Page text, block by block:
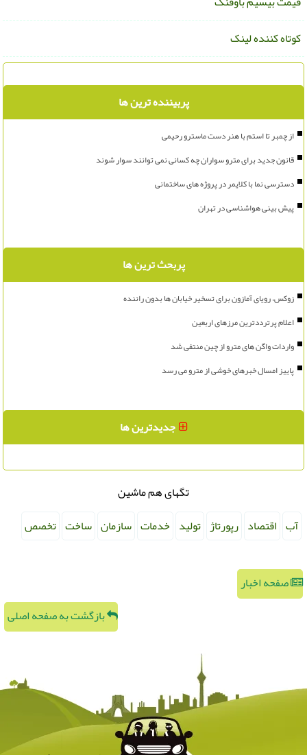
کننده لینک
پربیننده ترین ها
از چمبر تا استم با هنر دست ماسترو رحیمی
قانون جدید برای مترو سواران چه کسانی نمی توانند سوار شوند
دسترسی نما با کلایمر در پروژه های ساختمانی
پیش بینی هواشناسی در تهران
پربحث ترین ها
زوکس، رویای آمازون برای تسخیر خیابان ها بدون راننده
اعلام پرترددترین مرزهای اربعین
واردات واگن های مترو از چین منتفی شد
پاییز امسال خبرهای خوشی از مترو می رسد
جدیدترین ها
تگهای هم ماشین
آب
اقتصاد رپورتاژ تولید خدمات سازمان ساخت تخصص
صفحه اخبار
بازگشت به صفحه اصلی